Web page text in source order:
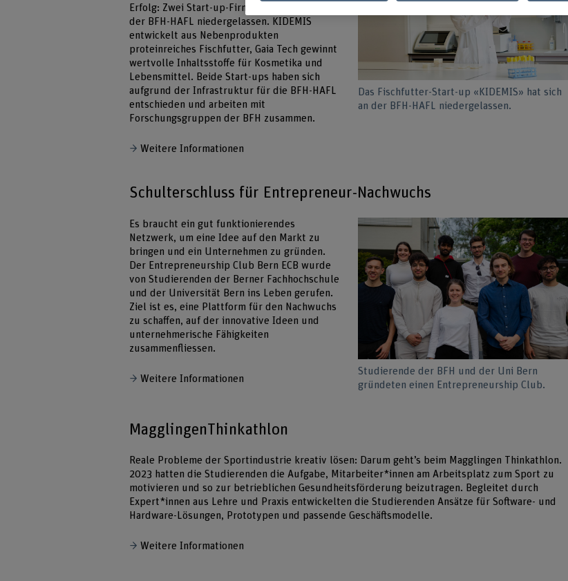
Erfolg: Zwei Start-up-Firmen haben sich an
der BFH-HAFL niedergelassen. KIDEMIS
entwickelt aus Nebenprodukten
proteinreiches Fischfutter, Gaia Tech gewinnt
wertvolle Inhaltsstoffe für Kosmetika und
Lebensmittel. Beide Start-ups haben sich
aufgrund der Infrastruktur für die BFH-HAFL
entschieden und arbeiten mit
Forschungsgruppen der BFH zusammen.
Weitere Informationen
Das Fischfutter-Start-up «KIDEMIS» hat sich
an der BFH-HAFL niedergelassen.
Schulterschluss für Entrepreneur-Nachwuchs
Es braucht ein gut funktionierendes
Netzwerk, um eine Idee auf den Markt zu
bringen und ein Unternehmen zu gründen.
Der Entrepreneurship Club Bern ECB wurde
von Studierenden der Berner Fachhochschule
und der Universität Bern ins Leben gerufen.
Ziel ist es, eine Plattform für den Nachwuchs
zu schaffen, auf der innovative Ideen und
unternehmerische Fähigkeiten
zusammenfliessen.
Weitere Informationen
Studierende der BFH und der Uni Bern
gründeten einen Entrepreneurship Club.
MagglingenThinkathlon
Reale Probleme der Sportindustrie kreativ lösen: Darum geht’s beim Magglingen Thinkathlon.
2023 hatten die Studierenden die Aufgabe, Mitarbeiter*innen am Arbeitsplatz zum Sport zu
motivieren und so zur betrieblichen Gesundheitsförderung beizutragen. Begleitet durch
Expert*innen aus Lehre und Praxis entwickelten die Studierenden Ansätze für Software- und
Hardware-Lösungen, Prototypen und passende Geschäftsmodelle.
Weitere Informationen